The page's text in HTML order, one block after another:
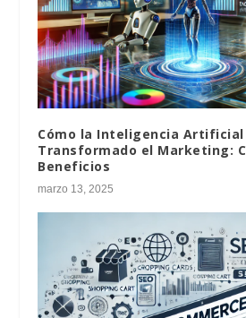
Cómo la Inteligencia Artificial
Transformado el Marketing:
Beneficios
marzo 13, 2025